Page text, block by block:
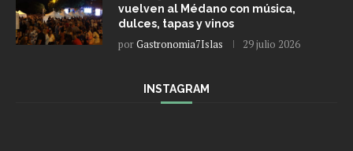
vuelven al Médano con música,
dulces, tapas y vinos
porGastronomia7Islas 29 julio 2026
INSTAGRAM